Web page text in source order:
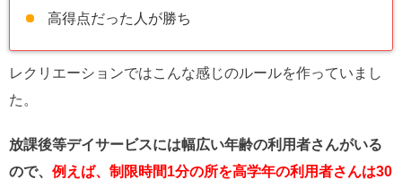
高得点だった人が勝ち
レクリエーションではこんな感じのルールを作っていまし
た。
放課後等デイサービスには幅広い年齢の利用者さんがいる
ので、 例えば、制限時間1分の所を高学年の利用者さんは30